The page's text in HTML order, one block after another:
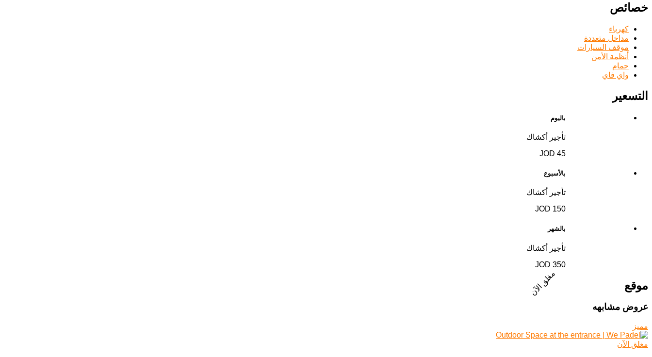
خصائص
كهرباء
مداخل متعددة
موقف السيارات
أنظمة الأمن
حمام
واي فاي
التسعير
باليوم
تأجير أكشاك
45 JOD
بالأسبوع
تأجير أكشاك
150 JOD
بالشهر
تأجير أكشاك
350 JOD
موقع
عروض مشابهه
مميز
مغلق الآن
مغلق الآن